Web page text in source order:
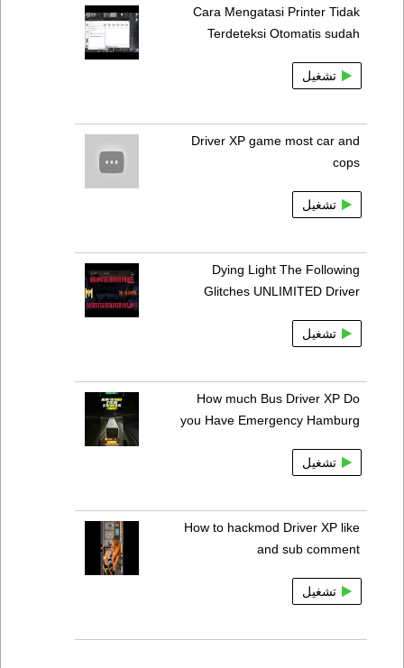
Cara Mengatasi Printer Tidak
Terdeteksi Otomatis sudah
تشغيل
Driver XP game most car and
cops
تشغيل
Dying Light The Following
Glitches UNLIMITED Driver
تشغيل
How much Bus Driver XP Do
you Have Emergency Hamburg
تشغيل
How to hackmod Driver XP like
and sub comment
تشغيل